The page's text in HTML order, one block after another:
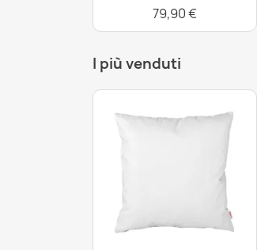
79,90 €
I più venduti